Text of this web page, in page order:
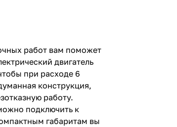
работ вам поможет
двигатель
при расходе 6
конструкция,
работу.
подключить к
габаритам вы